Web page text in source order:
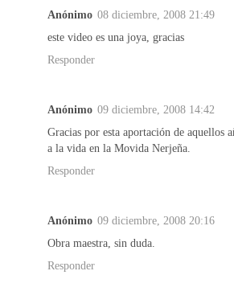
Anónimo 08 diciembre, 2008 21:49
este video es una joya, gracias
Responder
Anónimo 09 diciembre, 2008 14:42
Gracias por esta aportación de aquellos
a la vida en la Movida Nerjeña.
Responder
Anónimo 09 diciembre, 2008 20:16
Obra maestra, sin duda.
Responder